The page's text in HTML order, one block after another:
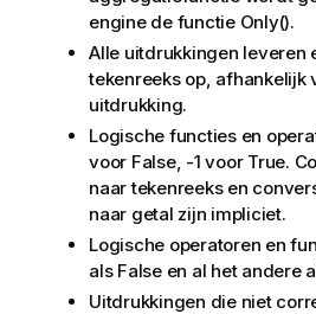
engine de functie Only().
Alle uitdrukkingen leveren
tekenreeks op, afhankelijk
uitdrukking.
Logische functies en
voor False, -1 voor True.
naar tekenreeks en
naar getal zijn impliciet.
Logische operatoren en
als Falseen al het andere
Uitdrukkingen die niet